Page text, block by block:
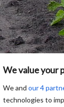
We value your
We and our 4
technologies to
door